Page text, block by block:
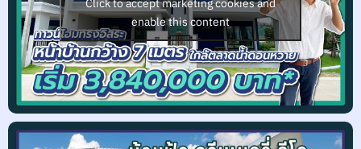
Click to accept marketing cookies and
enable this content